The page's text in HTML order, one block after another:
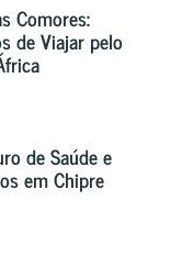
Comores:
de Viajar pelo
de Saúde e
em Chipre